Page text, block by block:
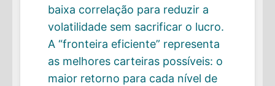
baixa correlação para reduzir a
volatilidade sem sacrificar o lucro.
A “fronteira eficiente” representa
as melhores carteiras possíveis: o
maior retorno para cada nível de